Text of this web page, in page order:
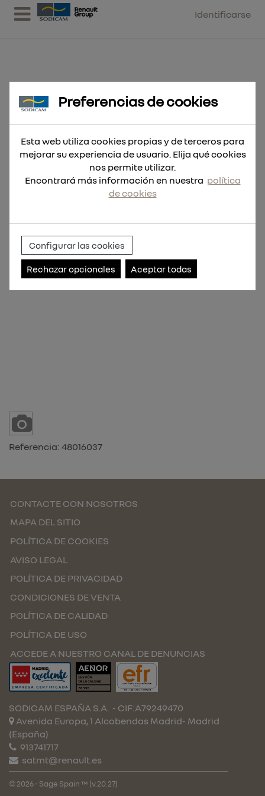
Identificarse
Hoja Sable DEMOLICIÓN THIN
KERF Madera con Clavos
Referencia: 48016037
CONTACTE CON NOSOTROS
MAPA DEL SITIO
POLÍTICA DE COOKIES
AVISO LEGAL
POLÍTICA DE PRIVACIDAD
CONDICIONES DE VENTA
POLÍTICA DE CALIDAD
POLÍTICA DE USO
ACCEDE A NUESTRO CANAL DE DENUNCIAS
SODICAM ESPAÑA S.A. - CIF:A79249470
Avenida Europa, 1 Alcobendas Madrid- Madrid
(España)
913741717
satmt@renault.es
© 2026 - Sage Spain ™ (v.20.27)
Preferencias de cookies
Esta web utiliza cookies propias y de terceros para
mejorar su experiencia de usuario. Elija qué cookies
nos permite utilizar.
Encontrará más información en nuestra política
de cookies
Configurar las cookies
Rechazar opcionales Aceptar todas